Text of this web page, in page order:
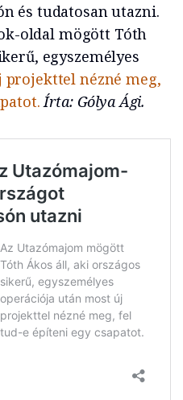
és tudatosan utazni.
oldal mögött Tóth
egyszemélyes
projekttel nézné meg,
Írta: Gólya Ági.